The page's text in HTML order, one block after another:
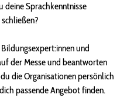
deine Sprachkenntnisse
und
der Messe und beantworten
die Organisationen persönlich
passende Angebot finden.